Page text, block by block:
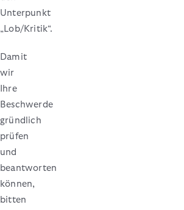
Unterpunkt
„Lob/Kritik“.
Damit
wir
Ihre
Beschwerde
gründlich
prüfen
und
beantworten
können,
bitten